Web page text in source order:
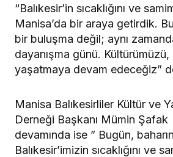
“Balıkesir’in sıcaklığını ve
Manisa’da bir araya getirdik.
bir buluşma değil; aynı
dayanışma günü.
yaşatmaya devam edeceğiz”
Manisa Balıkesirliler Kültür ve
Derneği Başkanı Mümin
devamında ise ” Bugün,
Balıkesir’imizin sıcaklığını ve